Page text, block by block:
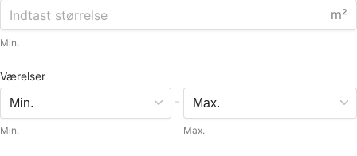
m²
Min.
Værelser
Min.
-
Max.